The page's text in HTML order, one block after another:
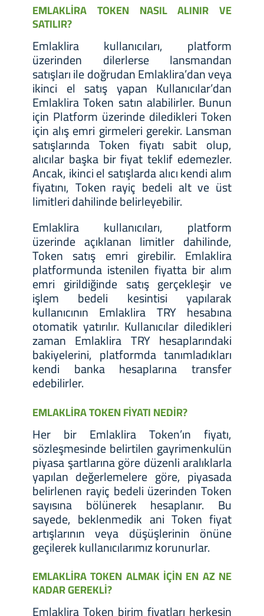
EMLAKLİRA TOKEN NASIL ALINIR VE
SATILIR?
Emlaklira kullanıcıları, platform
üzerinden dilerlerse lansmandan
satışları ile doğrudan Emlaklira’dan veya
ikinci el satış yapan Kullanıcılar’dan
Emlaklira Token satın alabilirler. Bunun
için Platform üzerinde diledikleri Token
için alış emri girmeleri gerekir. Lansman
satışlarında Token fiyatı sabit olup,
alıcılar başka bir fiyat teklif edemezler.
Ancak, ikinci el satışlarda alıcı kendi alım
fiyatını, Token rayiç bedeli alt ve üst
limitleri dahilinde belirleyebilir.
Emlaklira kullanıcıları, platform
üzerinde açıklanan limitler dahilinde,
Token satış emri girebilir. Emlaklira
platformunda istenilen fiyatta bir alım
emri girildiğinde satış gerçekleşir ve
işlem bedeli kesintisi yapılarak
kullanıcının Emlaklira TRY hesabına
otomatik yatırılır. Kullanıcılar diledikleri
zaman Emlaklira TRY hesaplarındaki
bakiyelerini, platformda tanımladıkları
kendi banka hesaplarına transfer
edebilirler.
EMLAKLİRA TOKEN FİYATI NEDİR?
Her bir Emlaklira Token’ın fiyatı,
sözleşmesinde belirtilen gayrimenkulün
piyasa şartlarına göre düzenli aralıklarla
yapılan değerlemelere göre, piyasada
belirlenen rayiç bedeli üzerinden Token
sayısına bölünerek hesaplanır. Bu
sayede, beklenmedik ani Token fiyat
artışlarının veya düşüşlerinin önüne
geçilerek kullanıcılarımız korunurlar.
EMLAKLİRA TOKEN ALMAK İÇİN EN AZ NE
KADAR GEREKLİ?